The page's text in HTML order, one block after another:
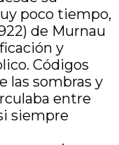
poco tiempo,
de Murnau
y
Códigos
las sombras y
entre
siempre